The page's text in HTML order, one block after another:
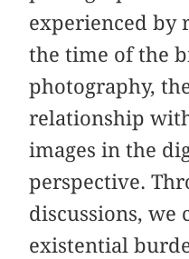
experienced by
the time of the
photography,
relationship
images in the
perspective.
discussions, we
existential